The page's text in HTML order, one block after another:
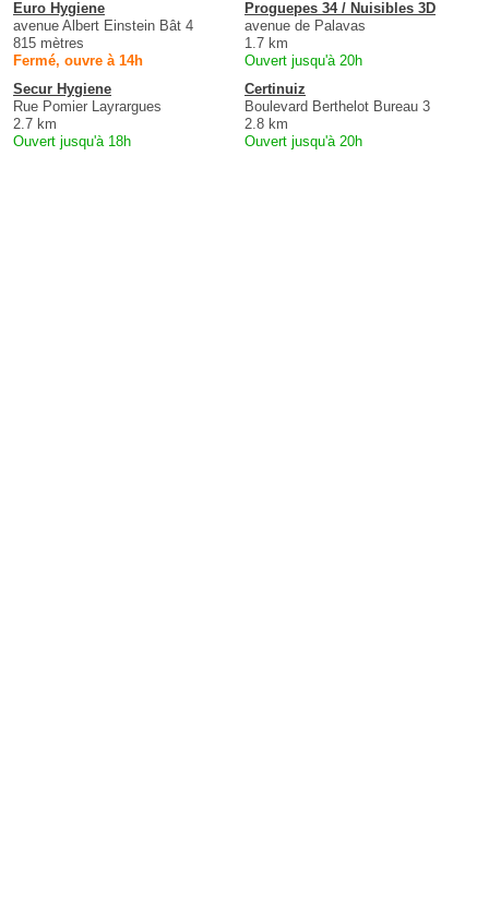
Euro Hygiene
avenue Albert Einstein Bât 4
815 mètres
Fermé, ouvre à 14h
Proguepes 34 / Nuisibles 3D
avenue de Palavas
1.7 km
Ouvert jusqu'à 20h
Secur Hygiene
Rue Pomier Layrargues
2.7 km
Ouvert jusqu'à 18h
Certinuiz
Boulevard Berthelot Bureau 3
2.8 km
Ouvert jusqu'à 20h